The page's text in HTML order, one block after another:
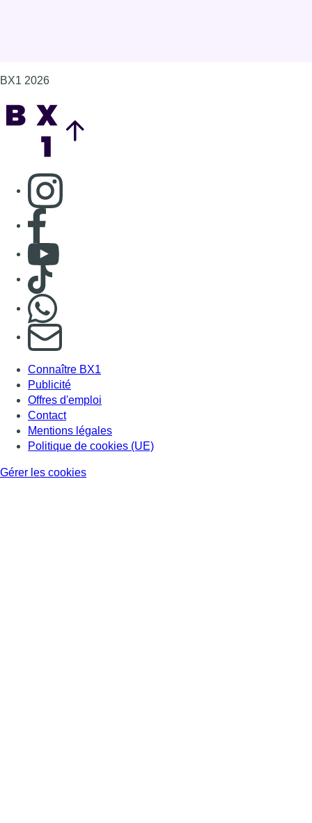
BX1 2026
Consulter page Instagram
Consulter page Facebook
Consulter Youtube
Consulter TikTok
S'abonner à notre newsletter
Connaître BX1
Publicité
Offres d'emploi
Contact
Mentions légales
Politique de cookies (UE)
Gérer les cookies